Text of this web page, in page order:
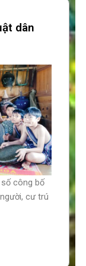
dân
công bố
cư trú